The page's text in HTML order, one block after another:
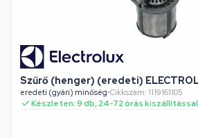
Szűrő (henger) (eredeti)
eredeti (gyári) minőség•Cikkszám: 1119161105
Készleten: 9 db, 24-72 órás kiszállítással